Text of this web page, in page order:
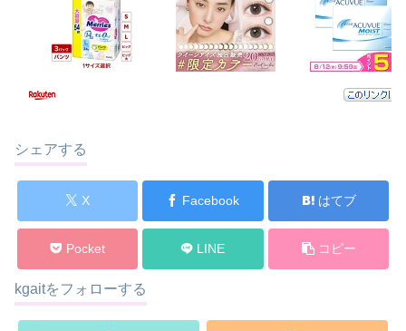
シェアする
X Facebook はてブ
Pocket LINE コピー
kgaitをフォローする